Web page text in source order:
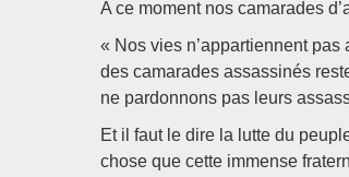
A ce moment nos camarades
« Nos vies n’appartiennent
des camarades assassinés
ne pardonnons pas leurs
Et il faut le dire la lutte du
chose que cette immense